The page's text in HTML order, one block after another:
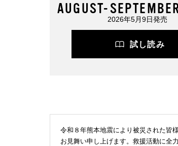
AUGUST-
2026年5月9日発売
試し読み
令和８年熊本地震により被災された皆
お見舞い申し上げます。救援活動に全